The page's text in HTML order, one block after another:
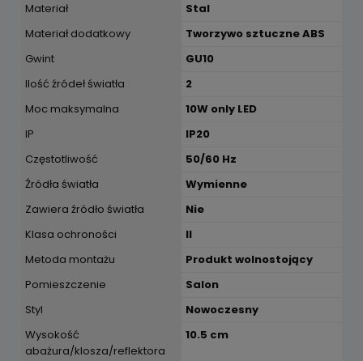
Materiał
Stal
Materiał dodatkowy
Tworzywo sztuczne ABS
Gwint
GU10
Ilość źródeł światła
2
Moc maksymalna
10W only LED
IP
IP20
Częstotliwość
50/60 Hz
Źródła światła
Wymienne
Zawiera źródło światła
Nie
Klasa ochroności
II
Metoda montażu
Produkt wolnostojący
Pomieszczenie
Salon
Styl
Nowoczesny
Wysokość
abażura/klosza/reflektora
10.5 cm